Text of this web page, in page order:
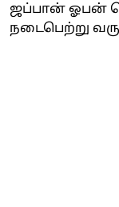
ஜப்பான் ஓபன்
நடைபெற்று